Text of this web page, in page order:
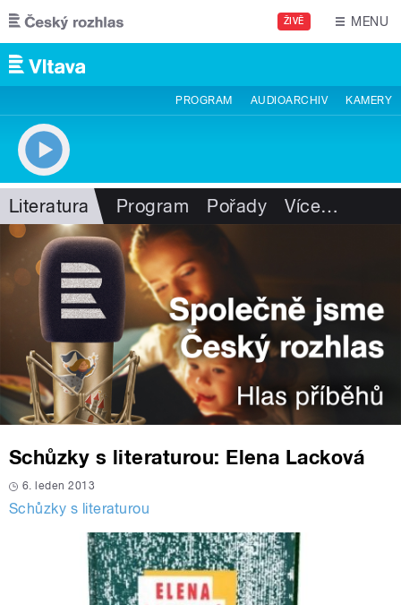
Přejít k hlavnímu obsahu
ŽIVĚ MENU
PROGRAM AUDIOARCHIV KAMERY
Literatura Program Pořady Více…
Schůzky s literaturou: Elena Lacková
6. leden 2013
Schůzky s literaturou